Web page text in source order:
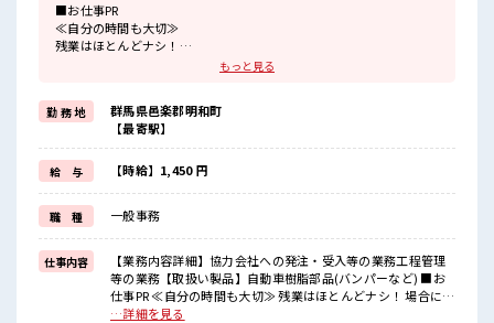
■お仕事PR
≪自分の時間も大切≫
残業はほとんどナシ！
場合によってはお願いすることもあります♪
基本的に髪色自由で明るすぎたり奇抜でなければOKです！
(規定有)≪機能的な制服アリ≫
制服があるので、
毎日の服装の悩み解消♪
≪未経験OKの仕事≫
新しいことにチャレンジするのは不安だけど、
しっかり働く環境が整っています！
イチからスキルUP・ステップUP目指していきましょう！
≪自分に合った期間で働ける≫
福利厚生が整った派遣のお仕事です！
■職場の雰囲気
髪型・髪色自由♪
もっと見る
勤 務 地
群馬県邑楽郡明和町
【最寄駅】
給 与 【時給】1,450 円
職 種 一般事務
仕事内容
【業務内容詳細】協力会社への発注・受入等の業務工程管理
等の業務【取扱い製品】自動車樹脂部品(バンパーなど) ■お
仕事PR ≪自分の時間も大切≫ 残業はほとんどナシ！ 場合によ
ってはお願いすることもあります♪ ≪髪型自由≫ 基本的に髪
…詳細を見る